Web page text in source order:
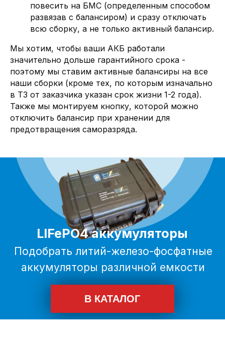
повесить на БМС (определенным способом
развязав с балансиром) и сразу отключать
всю сборку, а не только активный балансир.
Мы хотим, чтобы ваши АКБ работали
значительно дольше гарантийного срока -
поэтому мы ставим активные балансиры на все
наши сборки (кроме тех, по которым изначально
в ТЗ от заказчика указан срок жизни 1-2 года).
Также мы монтируем кнопку, которой можно
отключить балансир при хранении для
предотвращения саморазряда.